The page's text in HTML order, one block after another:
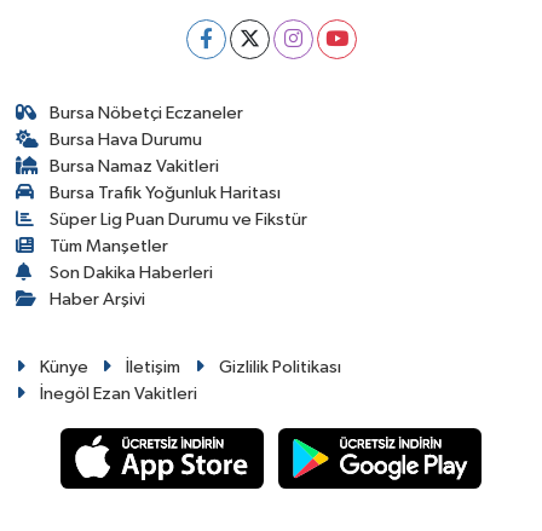
Bursa Nöbetçi Eczaneler
Bursa Hava Durumu
Bursa Namaz Vakitleri
Bursa Trafik Yoğunluk Haritası
Süper Lig Puan Durumu ve Fikstür
Tüm Manşetler
Son Dakika Haberleri
Haber Arşivi
Künye İletişim
Gizlilik Politikası
İnegöl Ezan Vakitleri